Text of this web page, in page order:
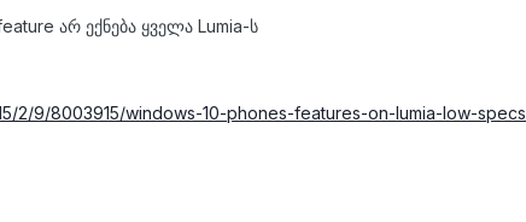
არ ექნება ყველა Lumia-ს
2/9/8003915/windows-10-phones-features-on-lumia-low-specs